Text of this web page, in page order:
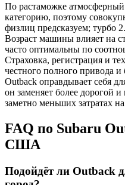
По растаможке
категорию, поэтому
физлиц предсказуем; турбо
Возраст машины влияет на
часто оптимальны по
Страховка, регистрация и
честного полного привода
Outback оправдывает себя
он заменяет более дорогой
заметно меньших затратах
FAQ по Subaru
США
Подойдёт ли Outback